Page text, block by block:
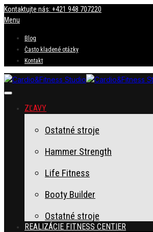
Kontaktujte nás: +421 948 707220
Menu
Blog
Často kladené otázky
Kontakt
ZĽAVY
Ostatné stroje
Hammer Strength
Life Fitness
Booty Builder
Ostatné stroje
REALIZÁCIE FITNESS CENTIER